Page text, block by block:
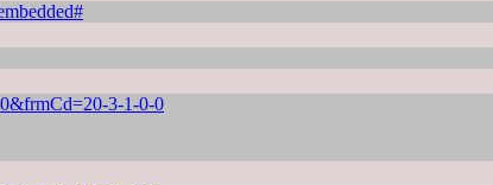
3-1-0-0